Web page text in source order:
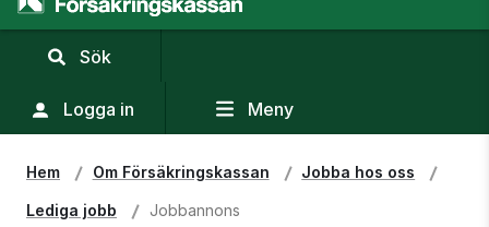
Sök
sökfält
Logga in Meny
Hem Om Försäkringskassan Jobba hos oss
Lediga jobb Jobbannons